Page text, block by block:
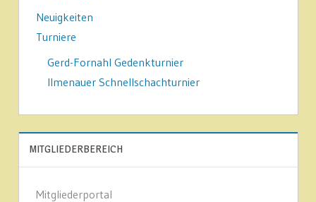
Neuigkeiten
Turniere
Gerd-Fornahl Gedenkturnier
Ilmenauer Schnellschachturnier
MITGLIEDERBEREICH
Mitgliederportal